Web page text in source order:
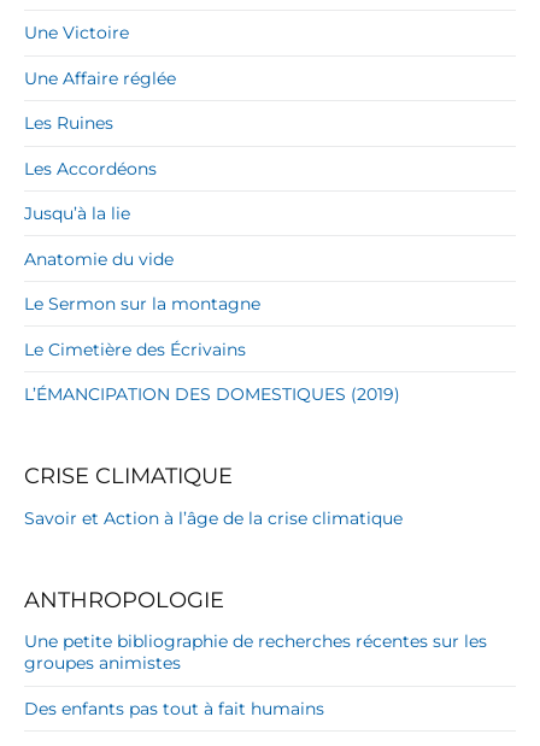
Une Victoire
Une Affaire réglée
Les Ruines
Les Accordéons
Jusqu’à la lie
Anatomie du vide
Le Sermon sur la montagne
Le Cimetière des Écrivains
L’ÉMANCIPATION DES DOMESTIQUES (2019)
CRISE CLIMATIQUE
Savoir et Action à l’âge de la crise climatique
ANTHROPOLOGIE
Une petite bibliographie de recherches récentes sur les
groupes animistes
Des enfants pas tout à fait humains